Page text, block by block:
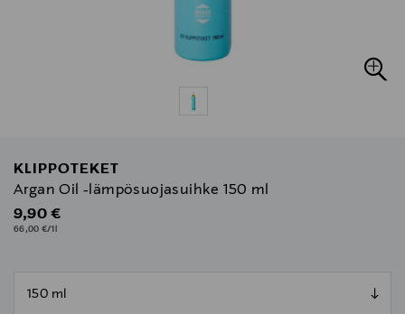
KLIPPOTEKET
Argan Oil -lämpösuojasuihke 150 ml
Original Price
9,90 €
66,00 €/1l
null